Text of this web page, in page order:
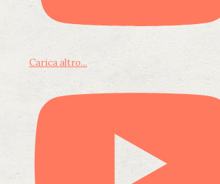
Carica altro...